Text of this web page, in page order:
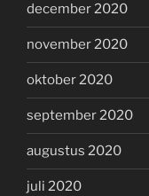
december 2020
november 2020
oktober 2020
september 2020
augustus 2020
juli 2020